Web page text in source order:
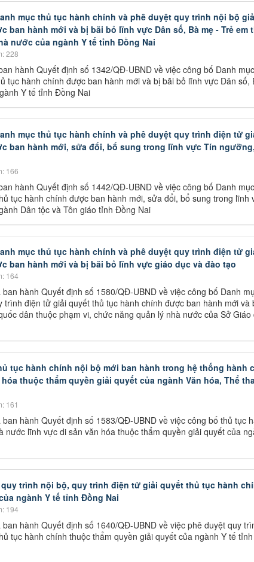
mục thủ tục hành chính và phê duyệt quy trình nội bộ
ban hành mới và bị bãi bỏ lĩnh vực Dân số, Bà mẹ - Trẻ em
nước của ngành Y tế tỉnh Đồng Nai
228
hành Quyết định số 1342/QĐ-UBND về việc công bố Danh
tục hành chính được ban hành mới và bị bãi bỏ lĩnh vực Dân số,
Y tế tỉnh Đồng Nai
mục thủ tục hành chính và phê duyệt quy trình điện tử
ban hành mới, sửa đổi, bổ sung trong lĩnh vực Tín
166
hành Quyết định số 1442/QĐ-UBND về việc công bố Danh
tục hành chính được ban hành mới, sửa đổi, bổ sung trong lĩnh
Dân tộc và Tôn giáo tỉnh Đồng Nai
mục thủ tục hành chính và phê duyệt quy trình điện tử
ban hành mới và bị bãi bỏ lĩnh vực giáo dục và đào tạo
164
hành Quyết định số 1580/QĐ-UBND về việc công bố Danh
trình điện tử giải quyết thủ tục hành chính được ban hành mới và
dân thuộc phạm vi, chức năng quản lý nhà nước của Sở Giáo
tục hành chính nội bộ mới ban hành trong hệ thống hành
thuộc thẩm quyền giải quyết của ngành Văn hóa, Thể
161
hành Quyết định số 1583/QĐ-UBND về việc công bố thủ tục
lĩnh vực di sản văn hóa thuộc thẩm quyền giải quyết của
trình nội bộ, quy trình điện tử giải quyết thủ tục hành
ngành Y tế tỉnh Đồng Nai
194
hành Quyết định số 1640/QĐ-UBND về việc phê duyệt quy
tục hành chính thuộc thẩm quyền giải quyết của ngành Y tế